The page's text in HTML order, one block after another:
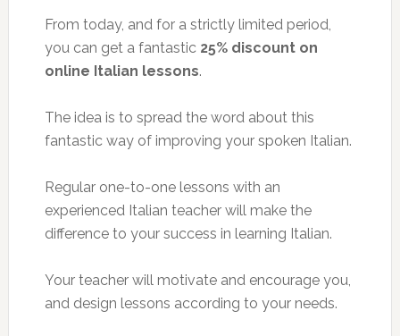
From today, and for a strictly limited period,
you can get a fantastic 25% discount on
online Italian lessons.
The idea is to spread the word about this
fantastic way of improving your spoken Italian.
Regular one-to-one lessons with an
experienced Italian teacher will make the
difference to your success in learning Italian.
Your teacher will motivate and encourage you,
and design lessons according to your needs.